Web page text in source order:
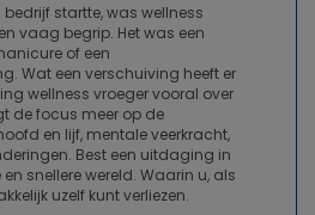
startte, was wellness
vaag begrip. Het was een
of een
Wat een verschuiving heeft er
wellness vroeger vooral over
de focus meer op de
en lijf, mentale veerkracht,
Best een uitdaging in
snellere wereld. Waarin u, als
uzelf kunt verliezen.